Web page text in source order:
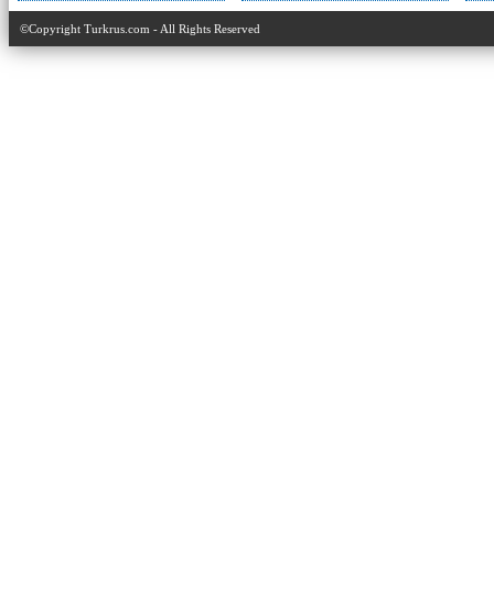
©Copyright Turkrus.com - All Rights Reserved